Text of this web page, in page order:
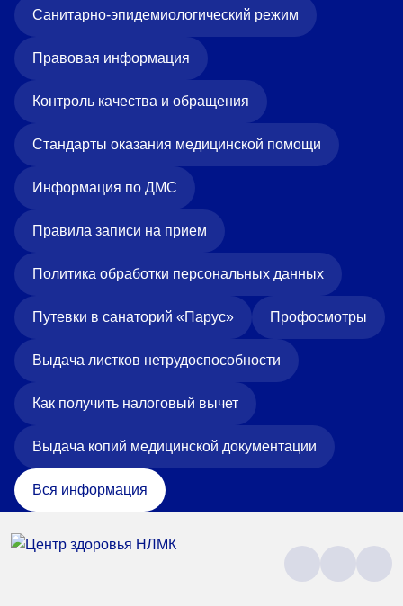
Санитарно-эпидемиологический режим
Правовая информация
Контроль качества и обращения
Стандарты оказания медицинской помощи
Информация по ДМС
Правила записи на прием
Политика обработки персональных данных
Путевки в санаторий «Парус» Профосмотры
Выдача листков нетрудоспособности
Как получить налоговый вычет
Выдача копий медицинской документации
Вся информация